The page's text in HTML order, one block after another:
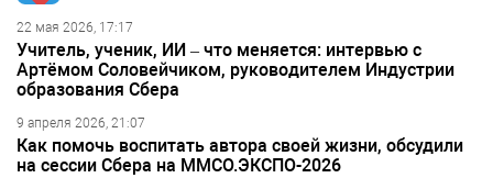
22 мая 2026, 17:17
Учитель, ученик, ИИ – что меняется: интервью с
Артёмом Соловейчиком, руководителем Индустрии
образования Сбера
9 апреля 2026, 21:07
Как помочь воспитать автора своей жизни, обсудили
на сессии Сбера на ММСО.ЭКСПО-2026